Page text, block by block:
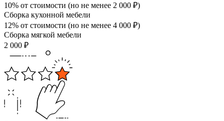
10% от стоимости (но не менее 2 000 ₽)
Сборка кухонной мебели
12% от стоимости (но не менее 4 000 ₽)
Сборка мягкой мебели
2 000 ₽